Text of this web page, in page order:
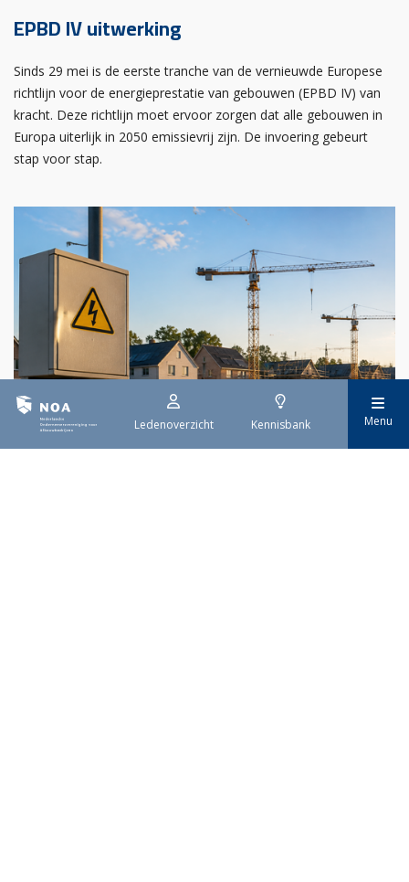
Ledenoverzicht Kennisbank Menu
EPBD IV uitwerking
Sinds 29 mei is de eerste tranche van de vernieuwde Europese
richtlijn voor de energieprestatie van gebouwen (EPBD IV) van
kracht. Deze richtlijn moet ervoor zorgen dat alle gebouwen in
Europa uiterlijk in 2050 emissievrij zijn. De invoering gebeurt
stap voor stap.